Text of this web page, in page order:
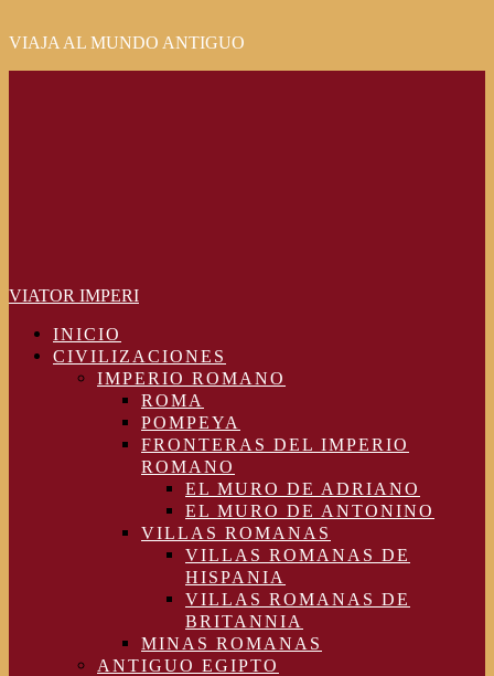
VIAJA AL MUNDO ANTIGUO
VIATOR IMPERI
INICIO
CIVILIZACIONES
IMPERIO ROMANO
ROMA
POMPEYA
FRONTERAS DEL IMPERIO
ROMANO
EL MURO DE ADRIANO
EL MURO DE ANTONINO
VILLAS ROMANAS
VILLAS ROMANAS DE
HISPANIA
VILLAS ROMANAS DE
BRITANNIA
MINAS ROMANAS
ANTIGUO EGIPTO